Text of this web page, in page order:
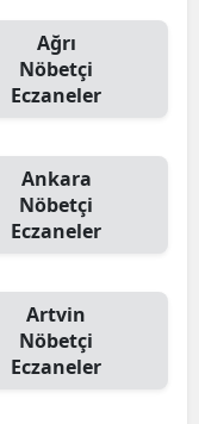
Ağrı
Nöbetçi
Eczaneler
Ankara
Nöbetçi
Eczaneler
Artvin
Nöbetçi
Eczaneler